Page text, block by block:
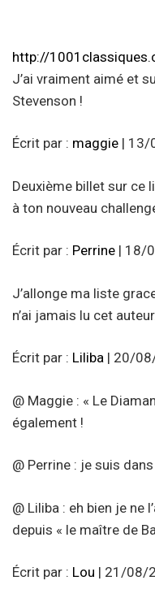
http://
J’ai vraiment aimé et
Stevenson !
Écrit par : maggie | 13/
Deuxième billet sur ce
à ton nouveau
Écrit par : Perrine | 18/
J’allonge ma liste
n’ai jamais lu cet
Écrit par : Liliba | 20/
@ Maggie : « Le
également !
@ Perrine : je suis
@ Liliba : eh bien je ne
depuis « le maître de
Écrit par : Lou | 21/08/